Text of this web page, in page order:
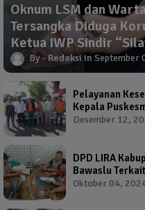
Oknum LSM dan
Tersangka Diduga
Ketua IWP Sindir
Redaksi September
Pelayanan
Kepala
Warga Jadi
Desember 12,
DPD LIRA
Bawaslu
Oleh Salah
Oktober 04,